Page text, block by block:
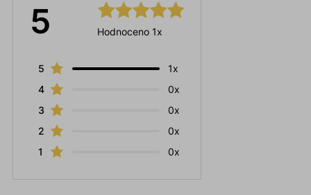
5 Hodnoceno 1x
5
1x
4
0x
3
0x
2
0x
1
0x